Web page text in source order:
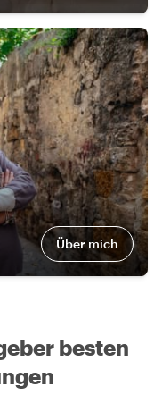
Über mich
besten